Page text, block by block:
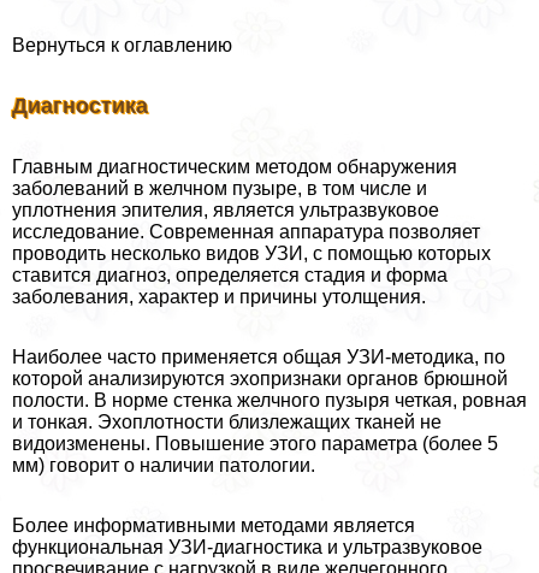
Вернуться к оглавлению
Диагностика
Главным диагностическим методом обнаружения
заболеваний в желчном пузыре, в том числе и
уплотнения эпителия, является ультразвуковое
исследование. Современная аппаратура позволяет
проводить несколько видов УЗИ, с помощью которых
ставится диагноз, определяется стадия и форма
заболевания, хаpaктер и причины утолщения.
Наиболее часто применяется общая УЗИ-методика, по
которой анализируются эхопризнаки органов брюшной
полости. В норме стенка желчного пузыря четкая, ровная
и тонкая. Эхоплотности близлежащих тканей не
видоизменены. Повышение этого параметра (более 5
мм) говорит о наличии патологии.
Более информативными методами является
функциональная УЗИ-диагностика и ультразвуковое
просвечивание с нагрузкой в виде желчегонного